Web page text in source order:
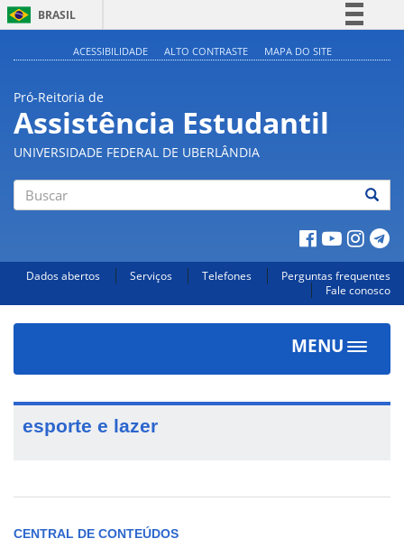
BRASIL
Acesso à informação
Legislação
Canais
ACESSIBILIDADE ALTO CONTRASTE MAPA DO SITE
Pró-Reitoria de
Assistência Estudantil
UNIVERSIDADE FEDERAL DE UBERLÂNDIA
Dados abertos Serviços Telefones
Perguntas frequentes
Fale conosco
MENU
Toggle
esporte e lazer
CENTRAL DE CONTEÚDOS